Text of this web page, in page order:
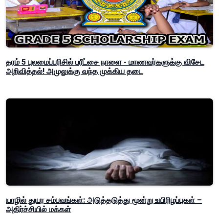
தரம் 5 புலமைப்பரிசில் பரீட்சை நாளை - மாணவர்களுக்கு விசேட
அறிவித்தல்! அமுலுக்கு வந்த முக்கிய தடை
யாழில் துயர சம்பவங்கள்: அடுத்தடுத்து மூன்று உயிரிழப்புகள் –
அதிர்ச்சியில் மக்கள்